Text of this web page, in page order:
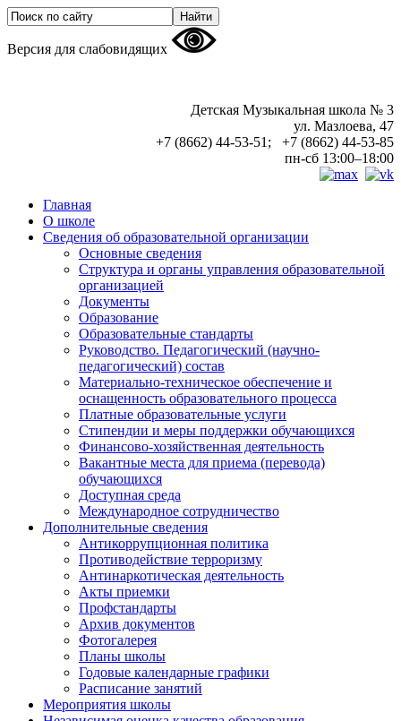
Версия для слабовидящих
Детская Музыкальная школа № 3
ул. Мазлоева, 47
+7 (8662) 44-53-51; +7 (8662) 44-53-85
пн-сб 13:00–18:00
Главная
О школе
Сведения об образовательной организации
Основные сведения
Структура и органы управления образовательной
организацией
Документы
Образование
Образовательные стандарты
Руководство. Педагогический (научно-
педагогический) состав
Материально-техническое обеспечение и
оснащенность образовательного процесса
Платные образовательные услуги
Стипендии и меры поддержки обучающихся
Финансово-хозяйственная деятельность
Вакантные места для приема (перевода)
обучающихся
Доступная среда
Международное сотрудничество
Дополнительные сведения
Антикоррупционная политика
Противодействие терроризму
Антинаркотическая деятельность
Акты приемки
Профстандарты
Архив документов
Фотогалерея
Планы школы
Годовые календарные графики
Расписание занятий
Мероприятия школы